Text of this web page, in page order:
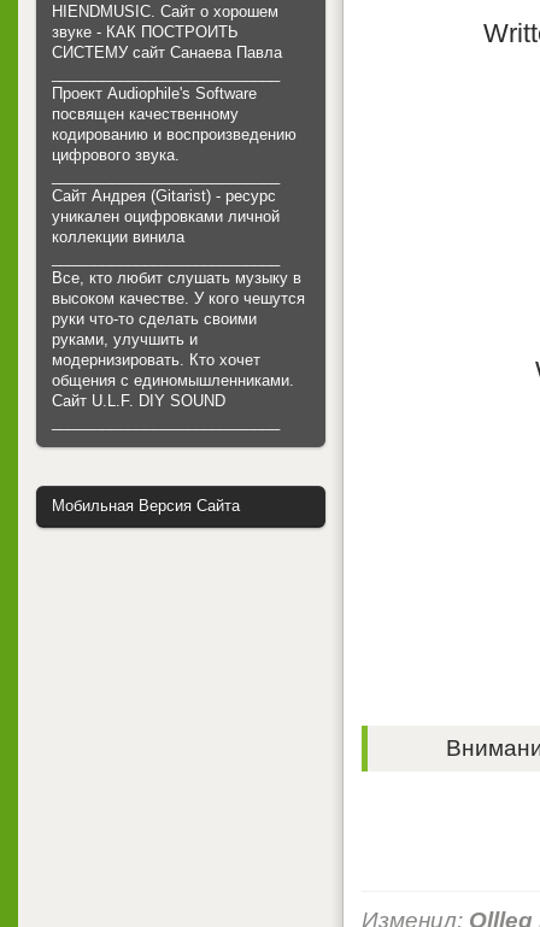
Изменил: Ollleg
HIENDMUSIC. Сайт о хорошем
звуке - КАК ПОСТРОИТЬ
СИСТЕМУ сайт Санаева Павла
Проект Audiophile's Software
посвящен качественному
кодированию и воспроизведению
цифрового звука.
Сайт Андрея (Gitarist) - ресурс
уникален оцифровками личной
коллекции винила
Все, кто любит слушать музыку в
высоком качестве. У кого чешутся
руки что-то сделать своими
руками, улучшить и
модернизировать. Кто хочет
общения с единомышленниками.
Cайт U.L.F. DIY SOUND
Мобильная Версия Сайта